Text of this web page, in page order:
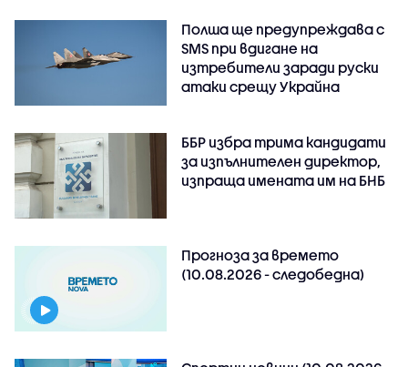
Полша ще предупреждава с
SMS при вдигане на
изтребители заради руски
атаки срещу Украйна
ББР избра трима кандидати
за изпълнителен директор,
изпраща имената им на БНБ
Прогноза за времето
(10.08.2026 - следобедна)